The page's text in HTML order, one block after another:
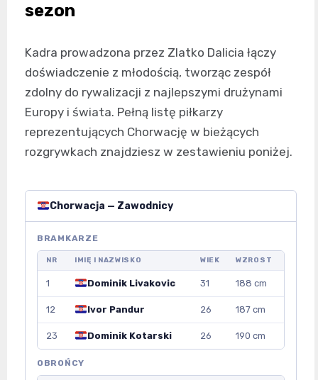
sezon
Kadra prowadzona przez Zlatko Dalicia łączy
doświadczenie z młodością, tworząc zespół
zdolny do rywalizacji z najlepszymi drużynami
Europy i świata. Pełną listę piłkarzy
reprezentujących Chorwację w bieżących
rozgrywkach znajdziesz w zestawieniu poniżej.
Chorwacja — Zawodnicy
BRAMKARZE
NR IMIĘ I NAZWISKO WIEK WZROST
1 Dominik Livakovic 31 188 cm
12 Ivor Pandur 26 187 cm
23 Dominik Kotarski 26 190 cm
OBROŃCY